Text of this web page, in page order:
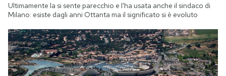
Ultimamente la si sente parecchio e l'ha usata anche il sindaco di
Milano: esiste dagli anni Ottanta ma il significato si è evoluto